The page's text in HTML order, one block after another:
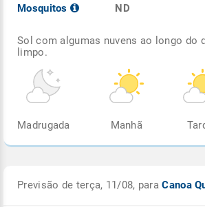
Mosquitos
ND
Sol com algumas nuvens ao longo do
limpo.
Madrugada Manhã
Previsão de terça, 11/08, paraCanoa